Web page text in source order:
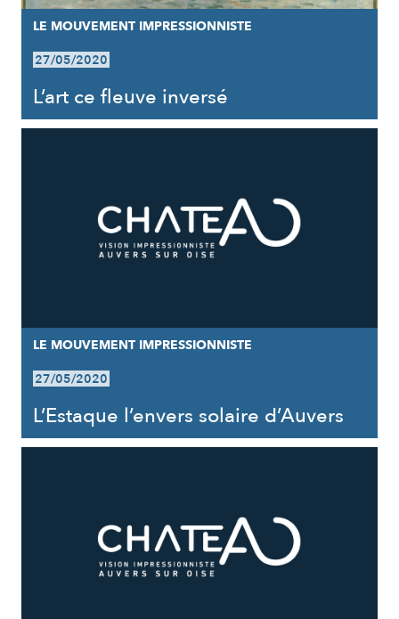
LE MOUVEMENT IMPRESSIONNISTE
27/05/2020
L’art ce fleuve inversé
LE MOUVEMENT IMPRESSIONNISTE
27/05/2020
L’Estaque l’envers solaire d’Auvers